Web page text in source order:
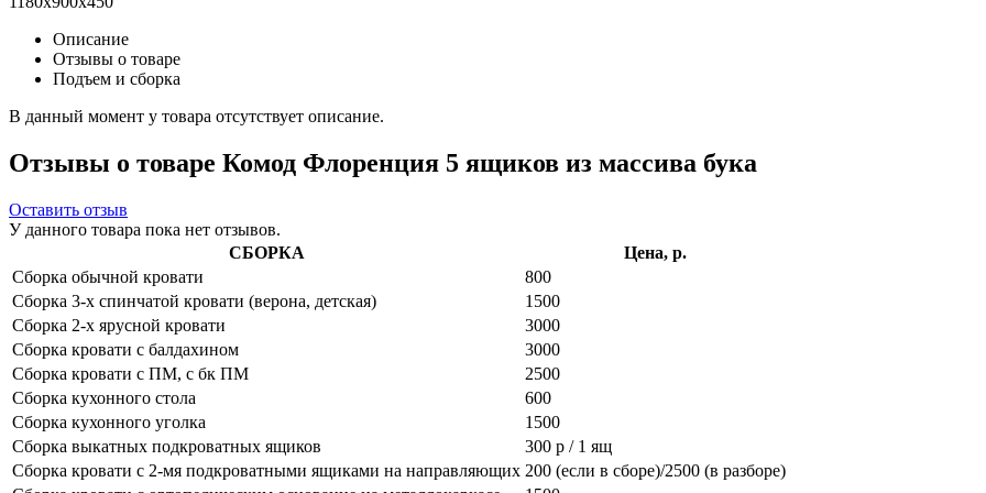
Описание
Отзывы о товаре
Подъем и сборка
В данный момент у товара отсутствует описание.
Отзывы о товаре Комод Флоренция 5 ящиков из массива бука
Оставить отзыв
У данного товара пока нет отзывов.
СБОРКА
Цена, р.
Сборка обычной кровати
800
Сборка 3-х спинчатой кровати (верона, детская)
1500
Сборка 2-х ярусной кровати
3000
Сборка кровати с балдахином
3000
Сборка кровати с ПМ, с бк ПМ
2500
Сборка кухонного стола
600
Сборка кухонного уголка
1500
Сборка выкатных подкроватных ящиков
300 р / 1 ящ
Сборка кровати с 2-мя подкроватными ящиками на направляющих 200 (если в сборе)/2500 (в разборе)